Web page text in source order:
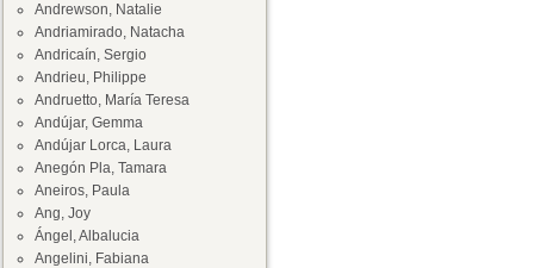
Andrewson, Natalie
Andriamirado, Natacha
Andricaín, Sergio
Andrieu, Philippe
Andruetto, María Teresa
Andújar, Gemma
Andújar Lorca, Laura
Anegón Pla, Tamara
Aneiros, Paula
Ang, Joy
Ángel, Albalucia
Angelini, Fabiana